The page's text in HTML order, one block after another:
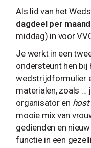
Als lid van het
dagdeel per maand
middag) in voor
Je werkt in een
ondersteunt hen bij
wedstrijdformulier
materialen, zoals …
organisator en host
mooie mix van
gedienden en
functie in een